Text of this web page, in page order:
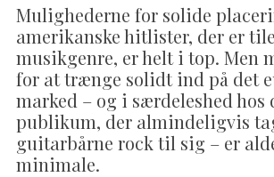
Mulighederne for solide
amerikanske hitlister, der er
musikgenre, er helt i top. Men
for at trænge solidt ind på det
marked – og i særdeleshed hos
publikum, der almindeligvis
guitarbårne rock til sig – er
minimale.